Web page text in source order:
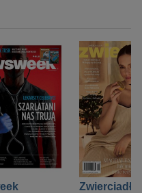
Zwierciadło